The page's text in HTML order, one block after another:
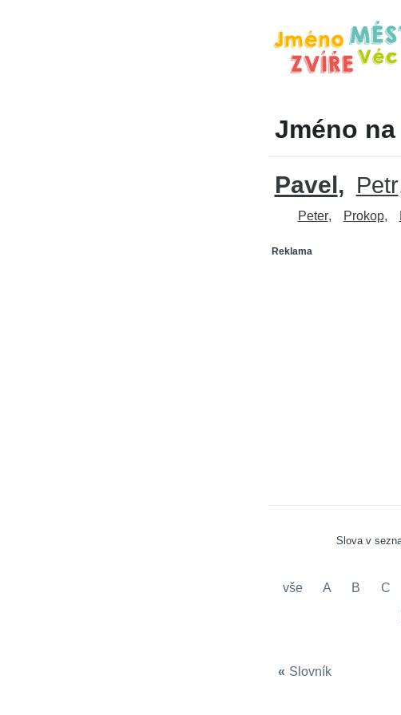
Jméno na
Pavel Petr
Peter Prokop
Reklama
Slova v
vše A B C
« Slovník